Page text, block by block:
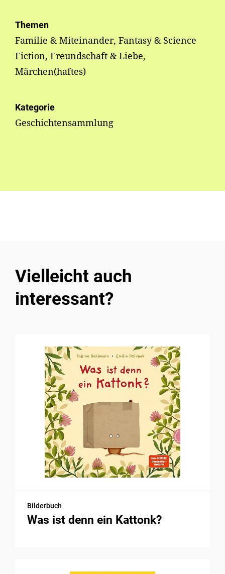
Themen
Familie & Miteinander, Fantasy & Science
Fiction, Freundschaft & Liebe,
Märchen(haftes)
Kategorie
Geschichtensammlung
Vielleicht auch
interessant?
Bilderbuch
Was ist denn ein Kattonk?